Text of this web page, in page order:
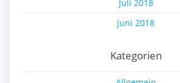
Juli 2018
Juni 2018
Kategorien